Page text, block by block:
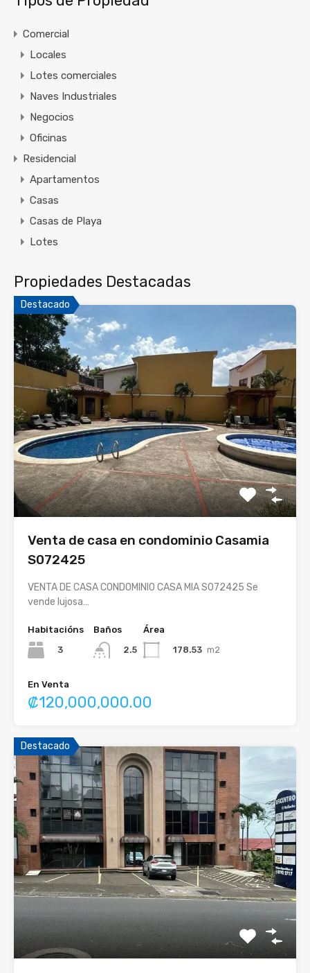
Comercial
Locales
Lotes comerciales
Naves Industriales
Negocios
Oficinas
Residencial
Apartamentos
Casas
Casas de Playa
Lotes
Propiedades Destacadas
Destacado
Venta de casa en condominio Casamia
S072425
VENTA DE CASA CONDOMINIO CASA MIA S072425 Se
vende lujosa…
Habitacións
3
Baños
2.5
Área
178.53 m2
En Venta
₡120,000,000.00
Destacado